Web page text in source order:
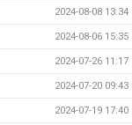
2024-08-08 13:34
2024-08-06 15:35
2024-07-26 11:17
2024-07-20 09:43
2024-07-19 17:40